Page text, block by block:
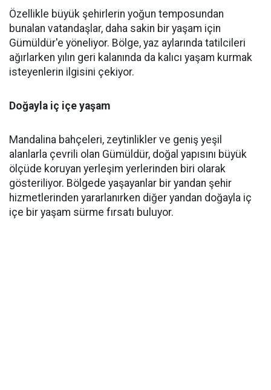
Özellikle büyük şehirlerin yoğun temposundan
bunalan vatandaşlar, daha sakin bir yaşam için
Gümüldür'e yöneliyor. Bölge, yaz aylarında tatilcileri
ağırlarken yılın geri kalanında da kalıcı yaşam kurmak
isteyenlerin ilgisini çekiyor.
Doğayla iç içe yaşam
Mandalina bahçeleri, zeytinlikler ve geniş yeşil
alanlarla çevrili olan Gümüldür, doğal yapısını büyük
ölçüde koruyan yerleşim yerlerinden biri olarak
gösteriliyor. Bölgede yaşayanlar bir yandan şehir
hizmetlerinden yararlanırken diğer yandan doğayla iç
içe bir yaşam sürme fırsatı buluyor.